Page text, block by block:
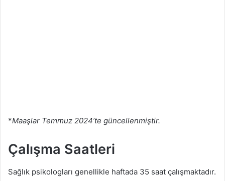
*Maaşlar Temmuz 2024’te güncellenmiştir.
Çalışma Saatleri
Sağlık psikologları genellikle haftada 35 saat çalışmaktadır.